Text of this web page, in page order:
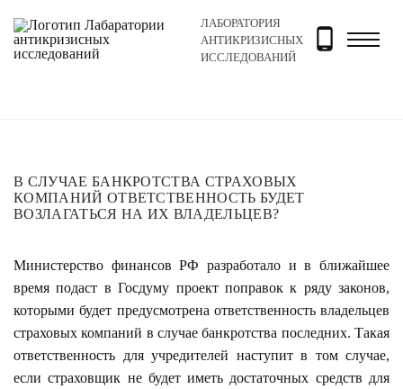
ЛАБОРАТОРИЯ
АНТИКРИЗИСНЫХ
ИССЛЕДОВАНИЙ
Главная Новости и блог Новости В случае
В СЛУЧАЕ БАНКРОТСТВА СТРАХОВЫХ
КОМПАНИЙ ОТВЕТСТВЕННОСТЬ БУДЕТ
ВОЗЛАГАТЬСЯ НА ИХ ВЛАДЕЛЬЦЕВ?
Министерство финансов РФ разработало и в ближайшее
время подаст в Госдуму проект поправок к ряду законов,
которыми будет предусмотрена ответственность владельцев
страховых компаний в случае банкротства последних. Такая
ответственность для учредителей наступит в том случае,
если страховщик не будет иметь достаточных средств для